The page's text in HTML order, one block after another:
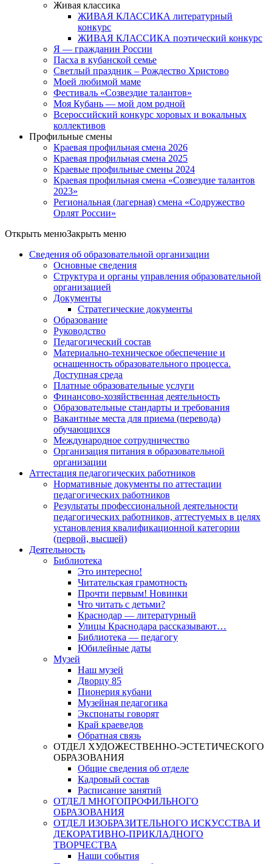
Живая классика
ЖИВАЯ КЛАССИКА литературный
конкурс
ЖИВАЯ КЛАССИКА поэтический конкурс
Я — гражданин России
Пасха в кубанской семье
Светлый праздник – Рождество Христово
Моей любимой маме
Фестиваль «Созвездие талантов»
Моя Кубань — мой дом родной
Всероссийский конкурс хоровых и вокальных
коллективов
Профильные смены
Краевая профильная смена 2026
Краевая профильная смена 2025
Краевые профильные смены 2024
Краевая профильная смена «Созвездие талантов
2023»
Региональная (лагерная) смена «Содружество
Орлят России»
Открыть менюЗакрыть меню
Сведения об образовательной организации
Основные сведения
Структура и органы управления образовательной
организацией
Документы
Стратегические документы
Образование
Руководство
Педагогический состав
Материально-техническое обеспечение и
оснащенность образовательного процесса.
Доступная среда
Платные образовательные услуги
Финансово-хозяйственная деятельность
Образовательные стандарты и требования
Вакантные места для приема (перевода)
обучающихся
Международное сотрудничество
Организация питания в образовательной
организации
Аттестация педагогических работников
Нормативные документы по аттестации
педагогических работников
Результаты профессиональной деятельности
педагогических работников, аттестуемых в целях
установления квалификационной категории
(первой, высшей)
Деятельность
Библиотека
Это интересно!
Читательская грамотность
Прочти первым! Новинки
Что читать с детьми?
Краснодар — литературный
Улицы Краснодара рассказывают…
Библиотека — педагогу
Юбилейные даты
Музей
Наш музей
Дворцу 85
Пионерия кубани
Музейная педагогика
Экспонаты говорят
Край краеведов
Обратная связь
ОТДЕЛ ХУДОЖЕСТВЕННО-ЭСТЕТИЧЕСКОГО
ОБРАЗОВАНИЯ
Общие сведения об отделе
Кадровый состав
Расписание занятий
ОТДЕЛ МНОГОПРОФИЛЬНОГО
ОБРАЗОВАНИЯ
ОТДЕЛ ИЗОБРАЗИТЕЛЬНОГО ИСКУССТВА И
ДЕКОРАТИВНО-ПРИКЛАДНОГО
ТВОРЧЕСТВА
Наши события